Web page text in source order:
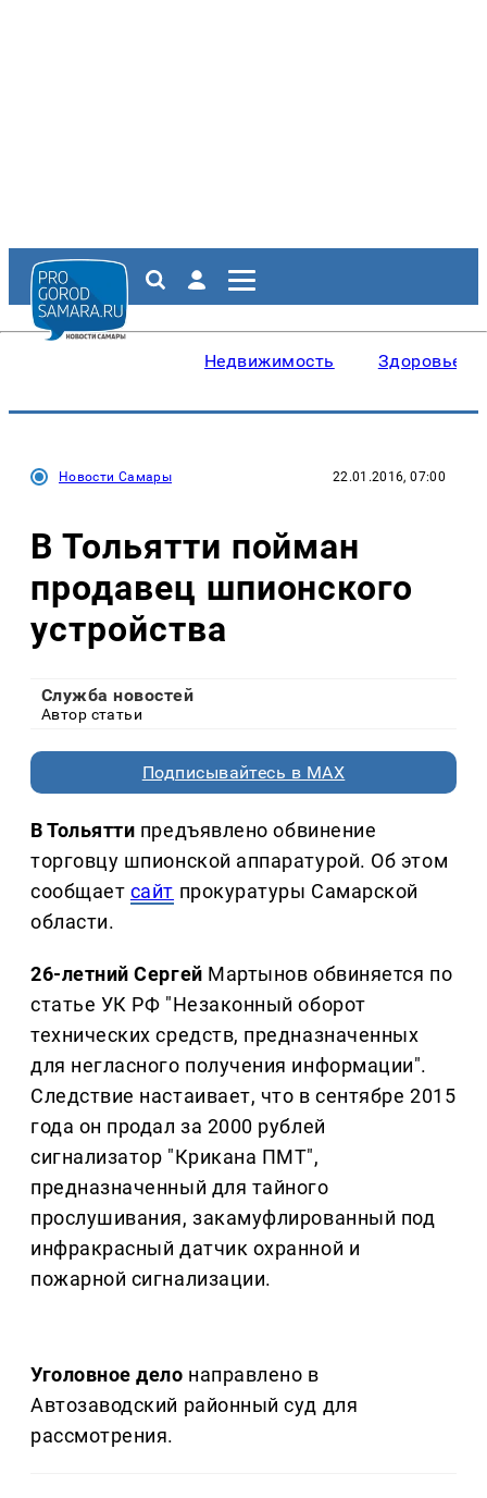
Недвижимость Здоровье
Новости Самары 22.01.2016, 07:00
В Тольятти пойман
продавец шпионского
устройства
Служба новостей
Автор статьи
Подписывайтесь в MAX
В Тольятти предъявлено обвинение
торговцу шпионской аппаратурой. Об этом
сообщает сайт прокуратуры Самарской
области.
26-летний Сергей Мартынов обвиняется по
статье УК РФ "Незаконный оборот
технических средств, предназначенных
для негласного получения информации".
Следствие настаивает, что в сентябре 2015
года он продал за 2000 рублей
сигнализатор "Крикана ПМТ",
предназначенный для тайного
прослушивания, закамуфлированный под
инфракрасный датчик охранной и
пожарной сигнализации.
Уголовное дело направлено в
Автозаводский районный суд для
рассмотрения.